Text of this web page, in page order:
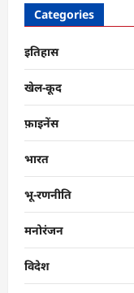
Categories
इतिहास
खेल-कूद
फ़ाइनेंस
भारत
भू-रणनीति
मनोरंजन
विदेश